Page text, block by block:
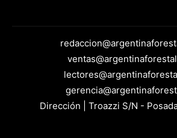
Dirección | Troazzi S/N -